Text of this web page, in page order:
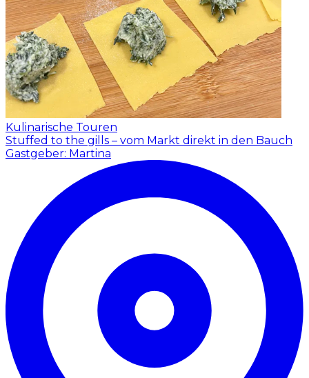
Kulinarische Touren
Stuffed to the gills – vom Markt direkt in den Bauch
Gastgeber: Martina